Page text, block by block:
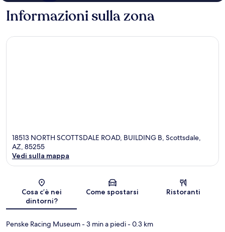
Informazioni sulla zona
18513 NORTH SCOTTSDALE ROAD, BUILDING B, Scottsdale,
AZ, 85255
Vedi sulla mappa
Cosa c’è nei
dintorni?
Come spostarsi Ristoranti
Penske Racing Museum- 3 min a piedi- 0.3 km